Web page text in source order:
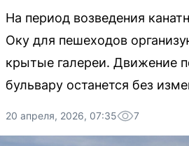
На период возведения
Оку для пешеходов
крытые галереи. Движение
бульвару останется без
20 апреля, 2026, 07:35 7